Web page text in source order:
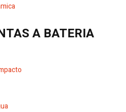
A BATERIA